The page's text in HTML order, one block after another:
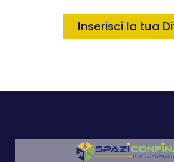
Inserisci la tua